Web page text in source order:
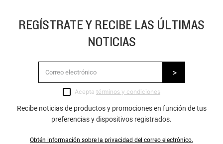
REGÍSTRATE Y RECIBE LAS ÚLTIMAS
NOTICIAS
Acepta términos y condiciones
Recibe noticias de productos y promociones en función de tus
preferencias y dispositivos registrados.
Obtén información sobre la privacidad del correo electrónico.